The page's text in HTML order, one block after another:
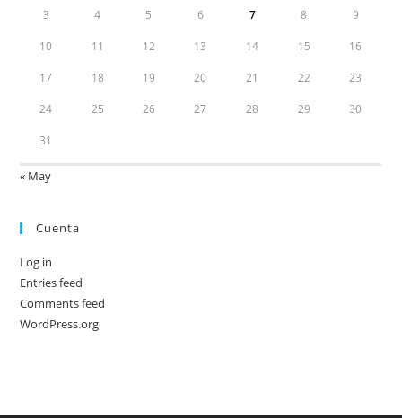
3 4 5 6 7 8 9
10 11 12 13 14 15 16
17 18 19 20 21 22 23
24 25 26 27 28 29 30
31
« May
Cuenta
Log in
Entries feed
Comments feed
WordPress.org